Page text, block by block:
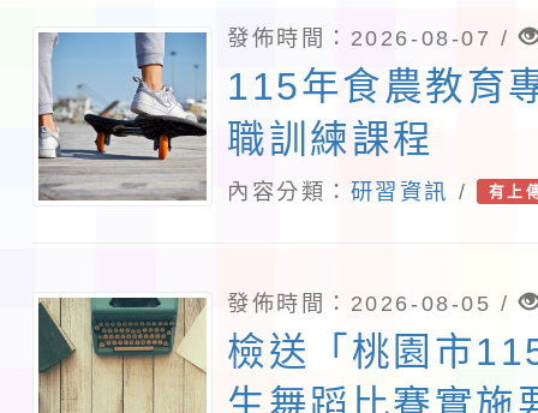
發佈時間：2026-08-07 /
115年食農教育
職訓練課程
內容分類： 研習資訊 / 有上
發佈時間：2026-08-05 /
檢送「桃園市